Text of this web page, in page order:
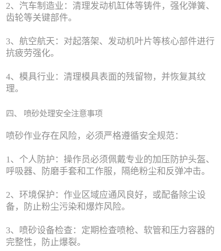
2、汽车制造业：清理发动机缸体等铸件，强化弹簧、
齿轮等关键部件。
3、航空航天：对起落架、发动机叶片等核心部件进行
抗疲劳强化。
4、模具行业：清理模具表面的残留物，并恢复其纹
理。
四、 喷砂处理安全注意事项
喷砂作业存在风险，必须严格遵循安全规范：
1、个人防护：操作员必须佩戴专业的加压防护头盔、
呼吸器、防磨手套和工作服，隔绝粉尘和反弹冲击。
2、环境保护：作业区域应通风良好，或配备除尘设
备，防止粉尘污染和爆炸风险。
3、喷砂设备检查：定期检查喷枪、软管和压力容器的
完整性，防止爆裂。